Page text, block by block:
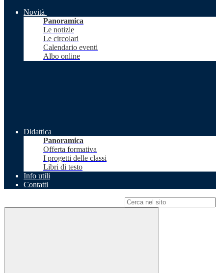
Novità
Panoramica
Le notizie
Le circolari
Calendario eventi
Albo online
Didattica
Panoramica
Offerta formativa
I progetti delle classi
Libri di testo
Info utili
Contatti